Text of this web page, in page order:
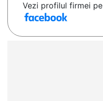
Vezi profilul firmei pe